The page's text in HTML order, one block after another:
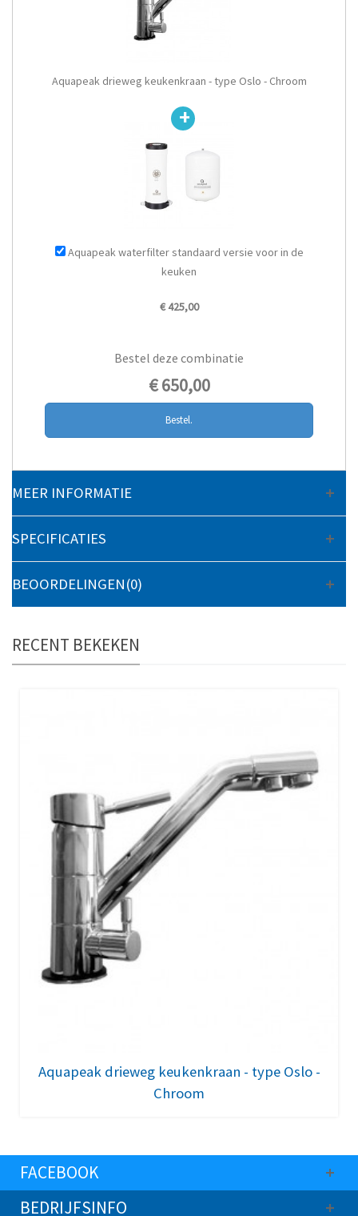
Aquapeak drieweg keukenkraan - type Oslo - Chroom
Aquapeak waterfilter standaard versie voor in de
keuken
€ 425,00
Bestel deze combinatie
€ 650,00
Bestel.
MEER INFORMATIE
SPECIFICATIES
BEOORDELINGEN(0)
RECENT BEKEKEN
Aquapeak drieweg keukenkraan - type Oslo -
Chroom
FACEBOOK
BEDRIJFSINFO